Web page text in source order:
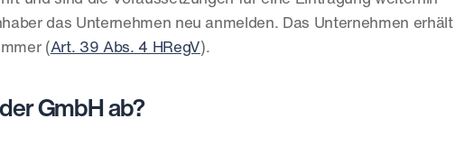
das Unternehmen neu anmelden. Das Unternehmen erhält
(Art. 39 Abs. 4 HRegV).
GmbH ab?